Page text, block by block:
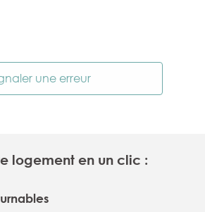
une erreur
logement en un clic :